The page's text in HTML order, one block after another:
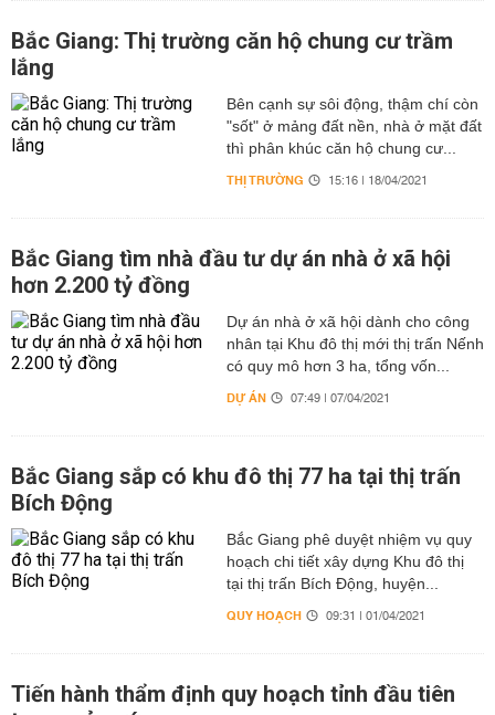
Bắc Giang: Thị trường căn hộ chung cư trầm
lắng
Bên cạnh sự sôi động, thậm chí còn
"sốt" ở mảng đất nền, nhà ở mặt đất
thì phân khúc căn hộ chung cư...
THỊ TRƯỜNG 15:16 | 18/04/2021
Bắc Giang tìm nhà đầu tư dự án nhà ở xã hội
hơn 2.200 tỷ đồng
Dự án nhà ở xã hội dành cho công
nhân tại Khu đô thị mới thị trấn Nếnh
có quy mô hơn 3 ha, tổng vốn...
DỰ ÁN 07:49 | 07/04/2021
Bắc Giang sắp có khu đô thị 77 ha tại thị trấn
Bích Động
Bắc Giang phê duyệt nhiệm vụ quy
hoạch chi tiết xây dựng Khu đô thị
tại thị trấn Bích Động, huyện...
QUY HOẠCH 09:31 | 01/04/2021
Tiến hành thẩm định quy hoạch tỉnh đầu tiên